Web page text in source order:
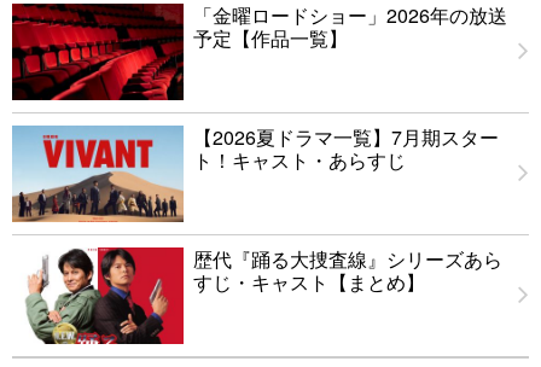
「金曜ロードショー」2026年の放送
予定【作品一覧】
【2026夏ドラマ一覧】7月期スター
ト！キャスト・あらすじ
歴代『踊る大捜査線』シリーズあら
すじ・キャスト【まとめ】